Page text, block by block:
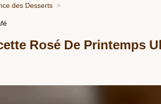
des Desserts
Rosé De Printemps